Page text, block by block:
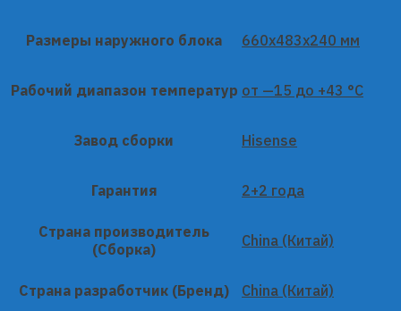
Размеры наружного блока 660x483x240 мм
Рабочий диапазон температур от —15 до +43 °C
Завод сборки Hisense
Гарантия 2+2 года
Страна производитель
(Сборка)
China (Китай)
Страна разработчик (Бренд) China (Китай)